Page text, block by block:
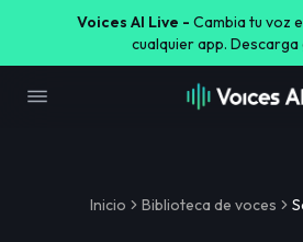
Voices AI Live - Cambia tu voz
cualquier app.
Inicio Biblioteca de voces